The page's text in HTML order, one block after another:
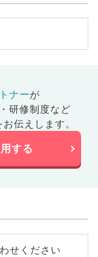
ナーが
研修制度など
伝えします。
する
せください